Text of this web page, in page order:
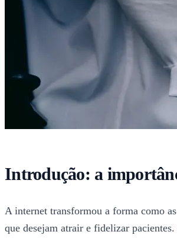
Introdução: a
A internet transformou a forma como
que desejam atrair e fidelizar